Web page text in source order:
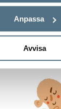
Anpassa
Avvisa
begränsad
har tvååringar